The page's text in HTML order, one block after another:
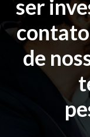
ser
de